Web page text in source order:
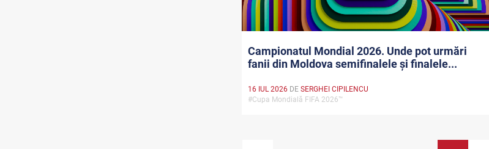
Campionatul Mondial 2026. Unde pot urmări
fanii din Moldova semifinalele și finalele...
16 IUL 2026DE SERGHEI CIPILENCU
#Cupa Mondială FIFA 2026™